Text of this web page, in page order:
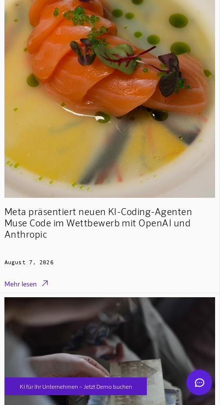
KI für Ihr Unternehmen – Jetzt Demo buchen
Mindverse Support
Mindverse
Meta präsentiert neuen KI-Coding-Agenten
Muse Code im Wettbewerb mit OpenAI und
Anthropic
August 7, 2026
Mehr lesen 